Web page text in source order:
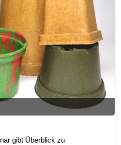
gibt Überblick zu